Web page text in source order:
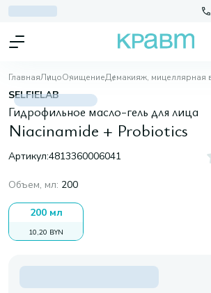
ГлавнаяЛицоОчищениеДемакияж, мицеллярная
SELFIELAB
Гидрофильное масло-гель для лица
Niacinamide + Probiotics
Артикул:4813360006041
Объем, мл: 200
200 мл
10,20 BYN